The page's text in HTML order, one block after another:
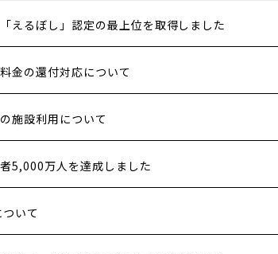
えるぼし」認定の最上位を取得しました
金の還付対応について
施設利用について
5,000万人を達成しました
いて